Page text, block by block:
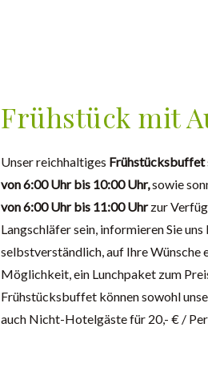
Frühstück mit
Unser reichhaltiges Frühstücksbuffet
von 6:00 Uhr bis 10:00 Uhr,sowie
von 6:00 Uhr bis 11:00 Uhrzur
Langschläfer sein, informieren Sie
selbstverständlich, auf Ihre Wünsche
Möglichkeit, ein Lunchpaket zum
Frühstücksbuffet können sowohl
auch Nicht-Hotelgäste für 20,- € /